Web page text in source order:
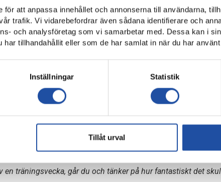
för att anpassa innehållet och annonserna till användarna,
trafik. Vi vidarebefordrar även sådana identifierare och
och analysföretag som vi samarbetar med. Dessa kan i
har tillhandahållit eller som de har samlat in när du har
Inställningar Statistik
Tillåt urval
ännu fler träningspass vecka ut och vecka in i större delen
och Wilma Leidhammar hämtas motivation från samma
är motivation nog. Det är sjukt att säga att det är vårat jobb
att spela fotboll och det motiverar tillräckligt mycket för att
Min kärlek till fotbollen är basen. Men sen finns det andra
eller bada isbad. Men man gör det för att kunna prestera på
en träningsvecka, går du och tänker på hur fantastiskt det